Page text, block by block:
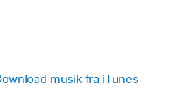
musik fra iTunes